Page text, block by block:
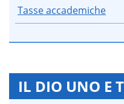
Tasse accademiche
IL DIO UNO E